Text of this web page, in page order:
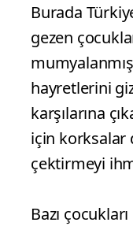
Burada
gezen
hayretlerini
karşılarına
için korksalar
çektirmeyi
Bazı